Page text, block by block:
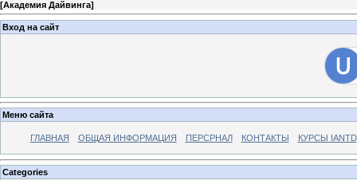
[Академия Дайвинга]
Вход на сайт
Меню сайта
ГЛАВНАЯ ОБЩАЯ ИНФОРМАЦИЯ ПЕРСРНАЛ КОНТАКТЫ КУРСЫ IANTD
Categories